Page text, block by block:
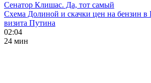
Сенатор Клишас. Да, тот самый
Схема Долиной и скачки цен на бензин в
визита Путина
02:04
24 мин